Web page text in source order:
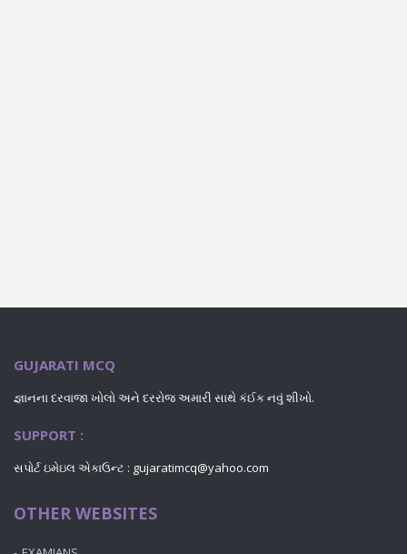
GUJARATI MCQ
જ્ઞાનના દરવાજા ખોલો અને દરરોજ અમારી સાથે કંઈક નવું શીખો.
SUPPORT :
સપોર્ટ ઇમેઇલ એકાઉન્ટ : gujaratimcq@yahoo.com
OTHER WEBSITES